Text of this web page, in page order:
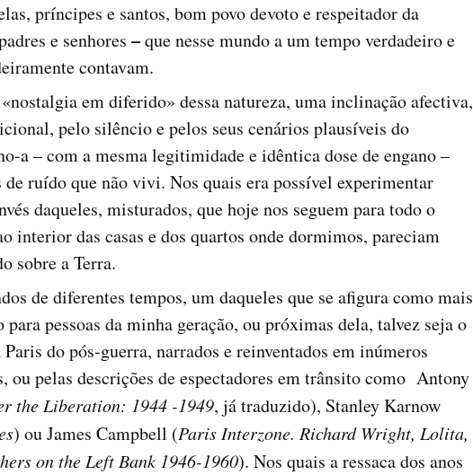
príncipes e santos, bom povo devoto e respeitador da
e senhores –que nesse mundo a um tempo verdadeiro e
contavam.
em diferido» dessa natureza, uma inclinação afectiva,
pelo silêncio e pelos seus cenários plausíveis do
a – com a mesma legitimidade e idêntica dose de engano –
ruído que não vivi. Nos quais era possível experimentar
daqueles, misturados, que hoje nos seguem para todo o
interior das casas e dos quartos onde dormimos, pareciam
sobre a Terra.
de diferentes tempos, um daqueles que se afigura como mais
para pessoas da minha geração, ou próximas dela, talvez seja o
do pós-guerra, narrados e reinventados em inúmeros
ou pelas descrições de espectadores em trânsito como Antony
the Liberation: 1944 -1949, já traduzido), Stanley Karnow
) ou James Campbell (Paris Interzone. Richard Wright, Lolita,
on the Left Bank 1946-1960). Nos quais a ressaca dos anos